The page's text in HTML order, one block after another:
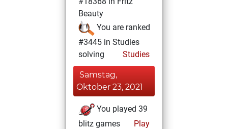
Beauty
You are ranked
#3445 in Studies
solving
Studies
Samstag,
Oktober 23, 2021
You played 39
blitz games
Play